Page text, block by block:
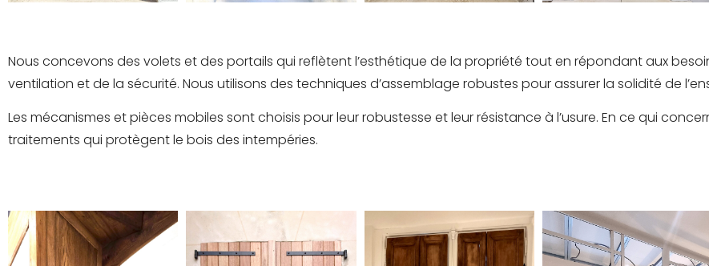
Nous concevons des volets et des portails qui reflètent l’esthétique de la propriété tout en répondant aux
ventilation et de la sécurité. Nous utilisons des techniques d’assemblage robustes pour assurer la solidité de
Les mécanismes et pièces mobiles sont choisis pour leur robustesse et leur résistance à l’usure. En ce qui
traitements qui protègent le bois des intempéries.